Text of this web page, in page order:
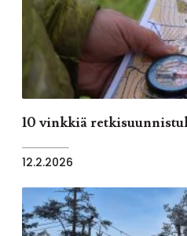
10 vinkkiä
12.2.2026